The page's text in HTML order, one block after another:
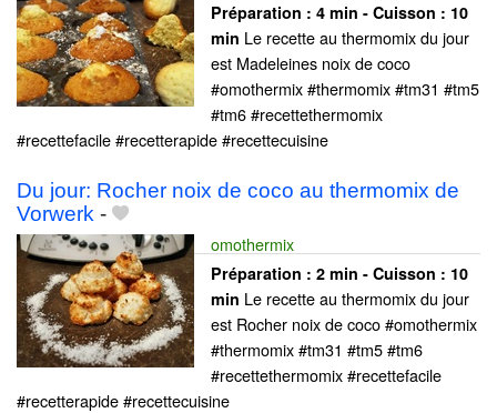
Préparation : 4 min - Cuisson : 10
min Le recette au thermomix du jour
est Madeleines noix de coco
#omothermix #thermomix #tm31 #tm5
#tm6 #recettethermomix
#recettefacile #recetterapide #recettecuisine
Du jour: Rocher noix de coco au thermomix de
Vorwerk -
omothermix
Préparation : 2 min - Cuisson : 10
min Le recette au thermomix du jour
est Rocher noix de coco #omothermix
#thermomix #tm31 #tm5 #tm6
#recettethermomix #recettefacile
#recetterapide #recettecuisine